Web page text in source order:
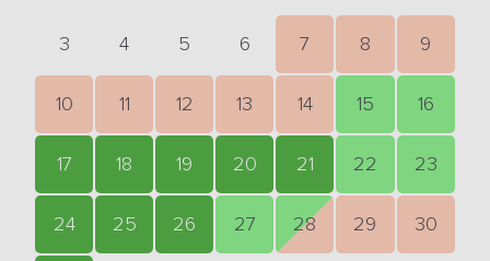
3 4 5 6 7 8 9
10 11 12 13 14 15 16
17 18 19 20 21 22 23
24 25 26 27 28 29 30